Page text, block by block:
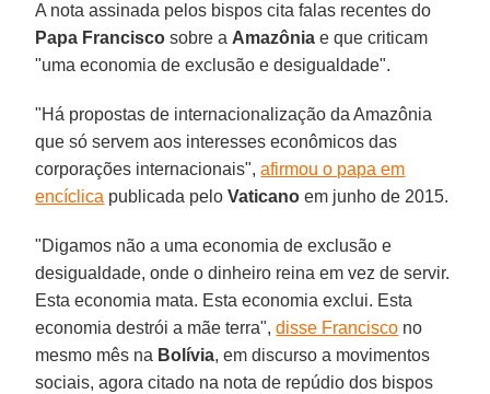
A nota assinada pelos bispos cita falas recentes do
Papa Francisco sobre a Amazônia e que criticam
"uma economia de exclusão e desigualdade".
"Há propostas de internacionalização da Amazônia
que só servem aos interesses econômicos das
corporações internacionais",afirmou o papa em
encíclica publicada peloVaticano em junho de 2015.
"Digamos não a uma economia de exclusão e
desigualdade, onde o dinheiro reina em vez de servir.
Esta economia mata. Esta economia exclui. Esta
economia destrói a mãe terra",disse Francisco no
mesmo mês na Bolívia, em discurso a movimentos
sociais, agora citado na nota de repúdio dos bispos